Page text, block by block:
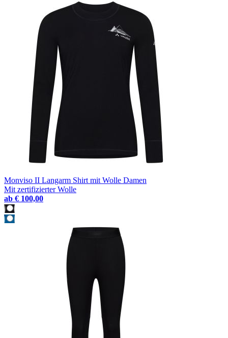
Monviso II Langarm Shirt mit Wolle Damen
Mit zertifizierter Wolle
ab € 100,00